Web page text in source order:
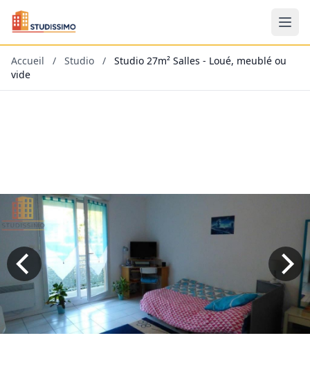
Accueil / Studio /
Studio 27m² Salles - Loué, meublé ou
vide